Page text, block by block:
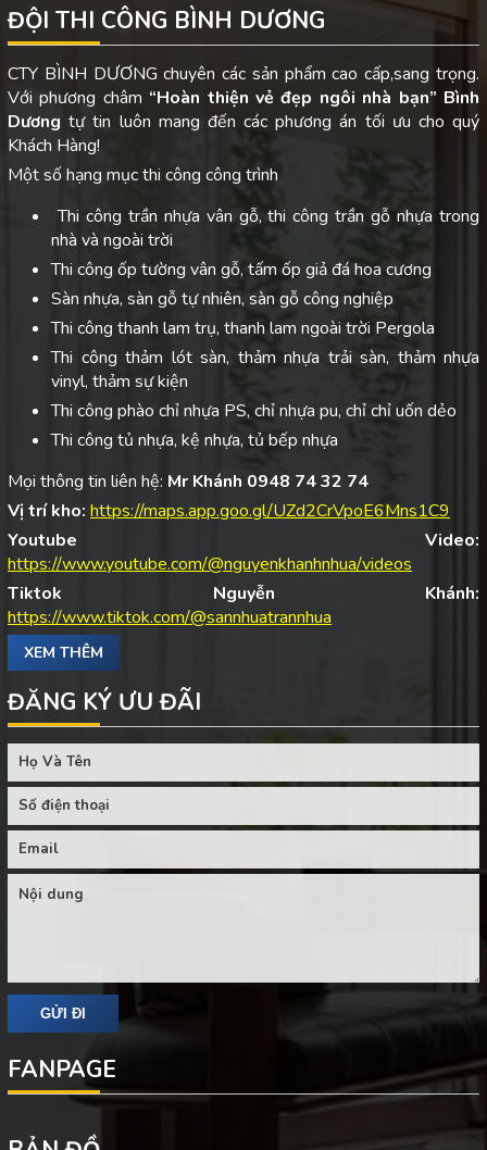
ĐỘI THI CÔNG BÌNH DƯƠNG
CTY BÌNH DƯƠNG chuyên các sản phẩm cao cấp,sang trọng.
Với phương châm “Hoàn thiện vẻ đẹp ngôi nhà bạn” Bình
Dươngtự tin luôn mang đến các phương án tối ưu cho quý
Khách Hàng!
Một số hạng mục thi công công trình
Thi công trần nhựa vân gỗ, thi công trần gỗ nhựa trong
nhà và ngoài trời
Thi công ốp tường vân gỗ, tấm ốp giả đá hoa cương
Sàn nhựa, sàn gỗ tự nhiên, sàn gỗ công nghiệp
Thi công thanh lam trụ, thanh lam ngoài trời Pergola
Thi công thảm lót sàn, thảm nhựa trải sàn, thảm nhựa
vinyl, thảm sự kiện
Thi công phào chỉ nhựa PS, chỉ nhựa pu, chỉ chỉ uốn dẻo
Thi công tủ nhựa, kệ nhựa, tủ bếp nhựa
Mọi thông tin liên hệ: Mr Khánh 0948 74 32 74
Vị trí kho: https://maps.app.goo.gl/UZd2CrVpoE6Mns1C9
Youtube Video:
https://www.youtube.com/@nguyenkhanhnhua/videos
Tiktok Nguyễn Khánh:
https://www.tiktok.com/@sannhuatrannhua
XEM THÊM
ĐĂNG KÝ ƯU ĐÃI
FANPAGE